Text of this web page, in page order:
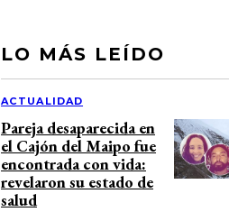
LO MÁS LEÍDO
ACTUALIDAD
Pareja desaparecida en
el Cajón del Maipo fue
encontrada con vida:
revelaron su estado de
salud